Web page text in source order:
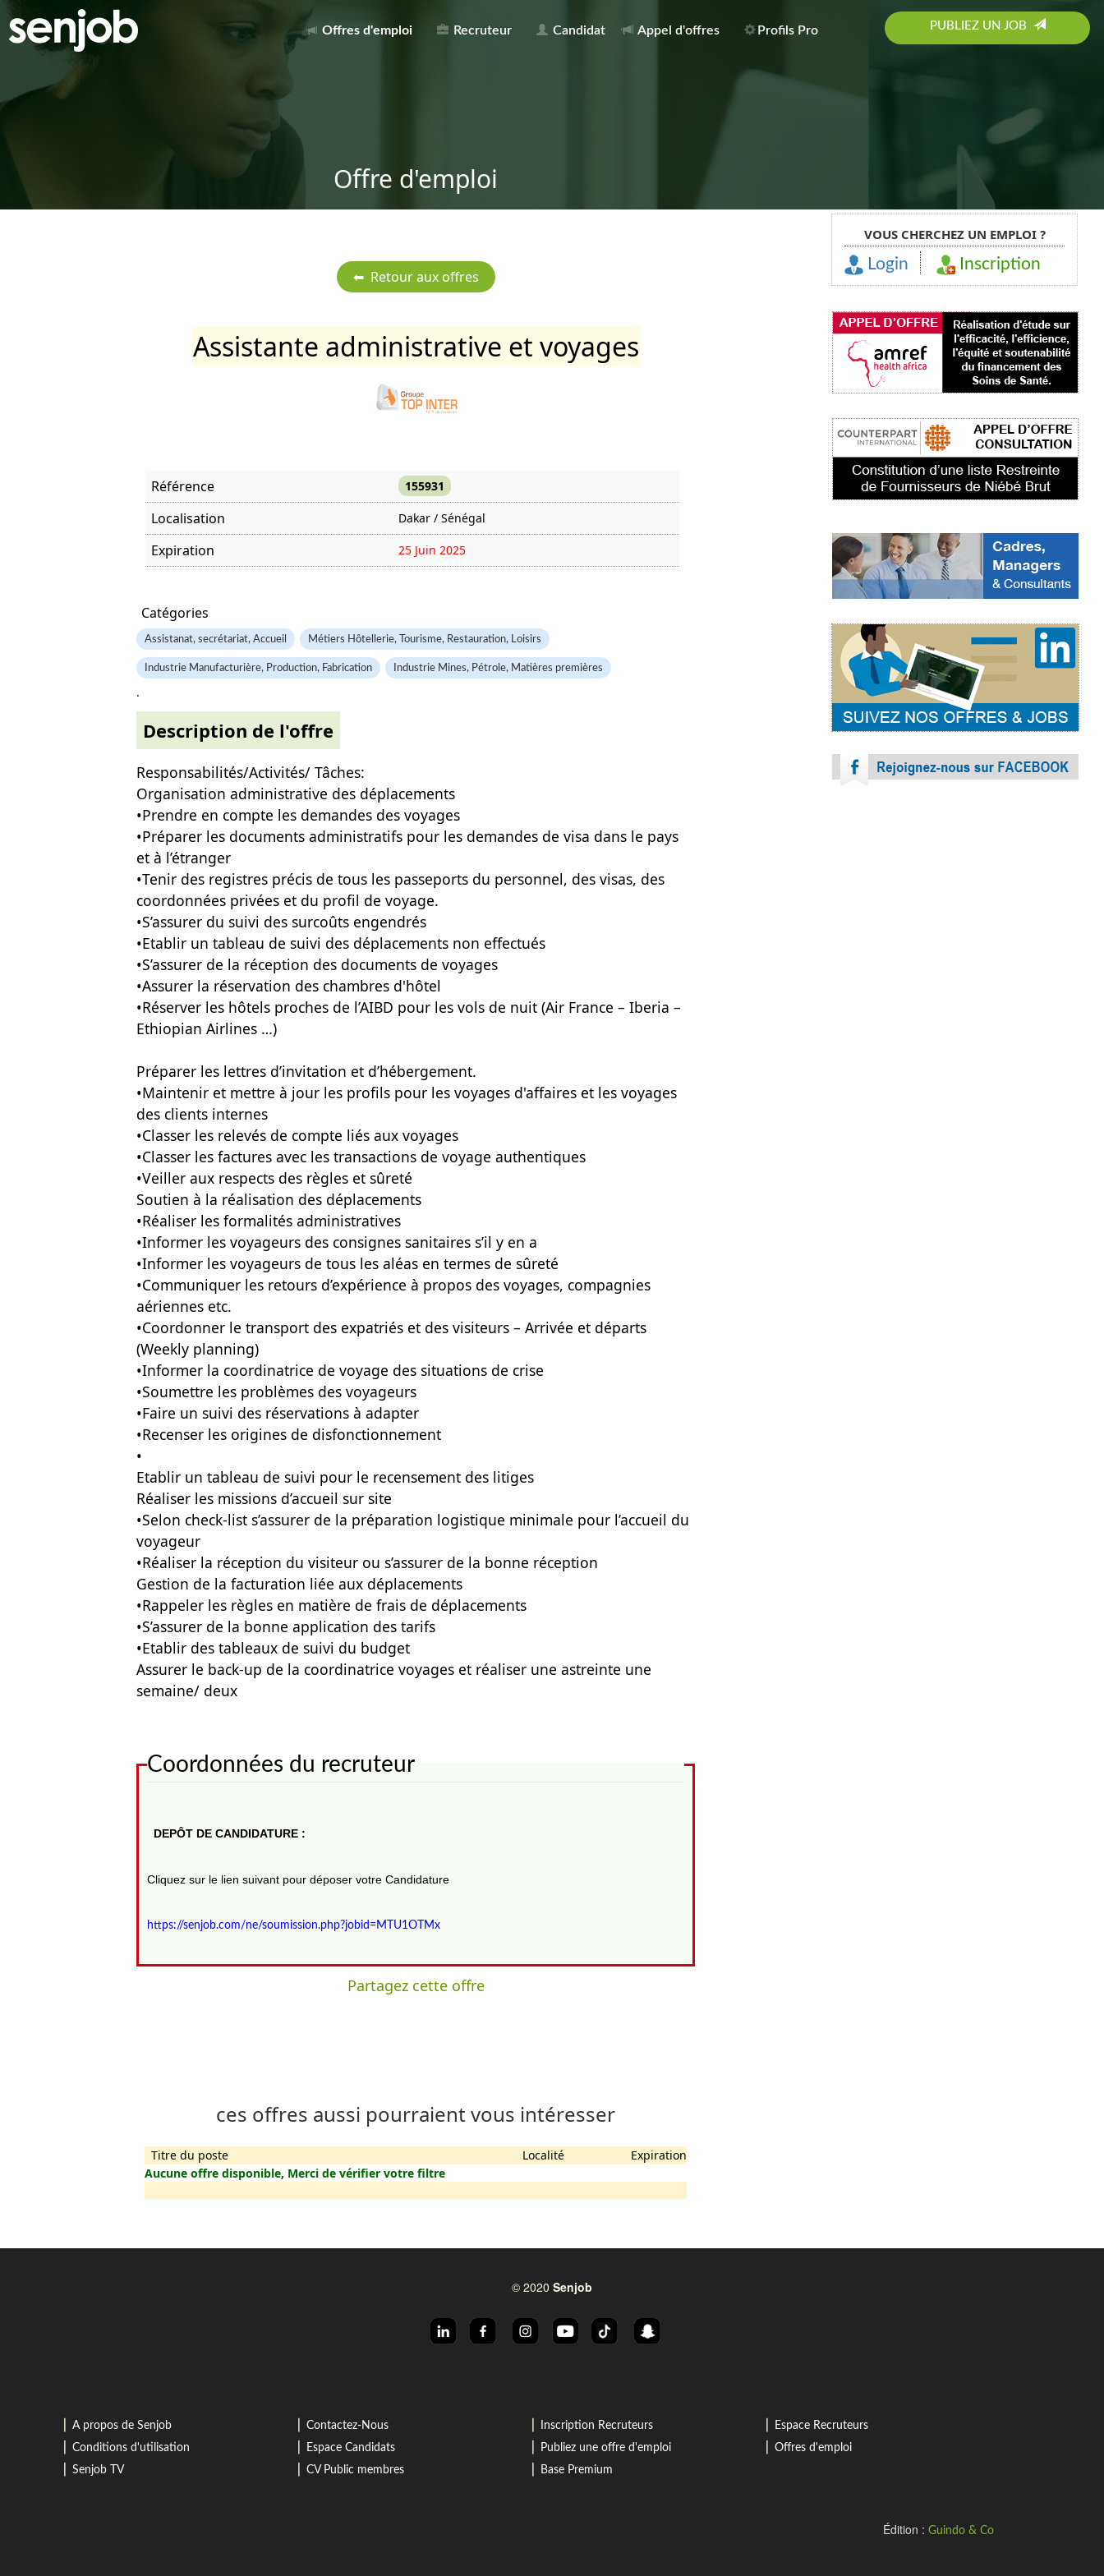
Offres d'emploi Recruteur Candidat Appel d'offres Profils Pro PUBLIEZ UN JOB
Offre d'emploi
Assistante administrative et voyages
Référence 155931
Localisation Dakar / Sénégal
Expiration 25 Juin 2025
Catégories
Assistanat, secrétariat, Accueil Métiers Hôtellerie, Tourisme, Restauration, Loisirs
Industrie Manufacturière, Production, Fabrication Industrie Mines, Pétrole, Matières premières
.
Description de l'offre
Responsabilités/Activités/ Tâches:
Organisation administrative des déplacements
•Prendre en compte les demandes des voyages
•Préparer les documents administratifs pour les demandes de visa dans le pays
et à l’étranger
•Tenir des registres précis de tous les passeports du personnel, des visas, des
coordonnées privées et du profil de voyage.
•S’assurer du suivi des surcoûts engendrés
•Etablir un tableau de suivi des déplacements non effectués
•S’assurer de la réception des documents de voyages
•Assurer la réservation des chambres d'hôtel
•Réserver les hôtels proches de l’AIBD pour les vols de nuit (Air France – Iberia –
Ethiopian Airlines …)
Préparer les lettres d’invitation et d’hébergement.
•Maintenir et mettre à jour les profils pour les voyages d'affaires et les voyages
des clients internes
•Classer les relevés de compte liés aux voyages
•Classer les factures avec les transactions de voyage authentiques
•Veiller aux respects des règles et sûreté
Soutien à la réalisation des déplacements
•Réaliser les formalités administratives
•Informer les voyageurs des consignes sanitaires s’il y en a
•Informer les voyageurs de tous les aléas en termes de sûreté
•Communiquer les retours d’expérience à propos des voyages, compagnies
aériennes etc.
•Coordonner le transport des expatriés et des visiteurs – Arrivée et départs
(Weekly planning)
•Informer la coordinatrice de voyage des situations de crise
•Soumettre les problèmes des voyageurs
•Faire un suivi des réservations à adapter
•Recenser les origines de disfonctionnement
•
Etablir un tableau de suivi pour le recensement des litiges
Réaliser les missions d’accueil sur site
•Selon check-list s’assurer de la préparation logistique minimale pour l’accueil du
voyageur
•Réaliser la réception du visiteur ou s’assurer de la bonne réception
Gestion de la facturation liée aux déplacements
•Rappeler les règles en matière de frais de déplacements
•S’assurer de la bonne application des tarifs
•Etablir des tableaux de suivi du budget
Assurer le back-up de la coordinatrice voyages et réaliser une astreinte une
semaine/ deux
Coordonnées du recruteur
DEPÔT DE CANDIDATURE :
Cliquez sur le lien suivant pour déposer votre Candidature
https://senjob.com/ne/soumission.php?jobid=MTU1OTMx
Partagez cette offre
ces offres aussi pourraient vous intéresser
Titre du poste Localité
Expiration
Aucune offre disponible, Merci de vérifier votre filtre
VOUS CHERCHEZ UN EMPLOI ?
Login Inscription
© 2020 Senjob
A propos de Senjob Contactez-Nous Inscription Recruteurs Espace Recruteurs
Conditions d'utilisation Espace Candidats Publiez une offre d'emploi Offres d'emploi
Senjob TV CV Public membres Base Premium
Édition : Guindo & Co